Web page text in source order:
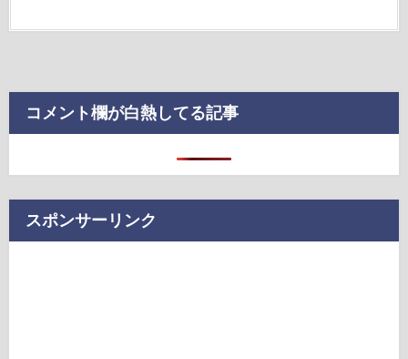
コメント欄が白熱してる記事
スポンサーリンク